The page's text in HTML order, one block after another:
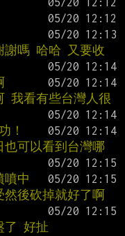
謝嗎 哈哈 又要收
我看有些台灣人很
！
可以看到台灣哪
噴中
後砍掉就好了啊
了 好扯